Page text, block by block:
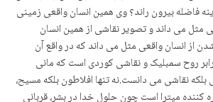
فاضله بیرون راند؟ وی همین انسان واقعی زمینی
مثل می داند و تصویر نقاشی از همین انسان
از انسان واقعی مثل می داند که در واقع آن
روح سمبلیک و نقاشی کوردی است که مانی
نقاشی می دانست.نه تنها افلاطون بلکه مسیح،
کننده میترا است چون حلول خدا در بشر، قربانی